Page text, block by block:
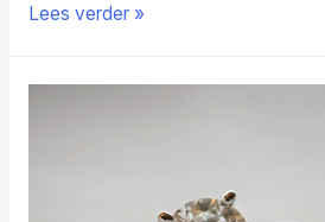
Maatwerk
Lees verder »